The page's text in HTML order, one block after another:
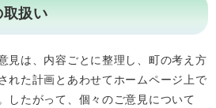
扱い
見は、内容ごとに整理し、町の考え方
れた計画とあわせてホームページ上で
したがって、個々のご意見について